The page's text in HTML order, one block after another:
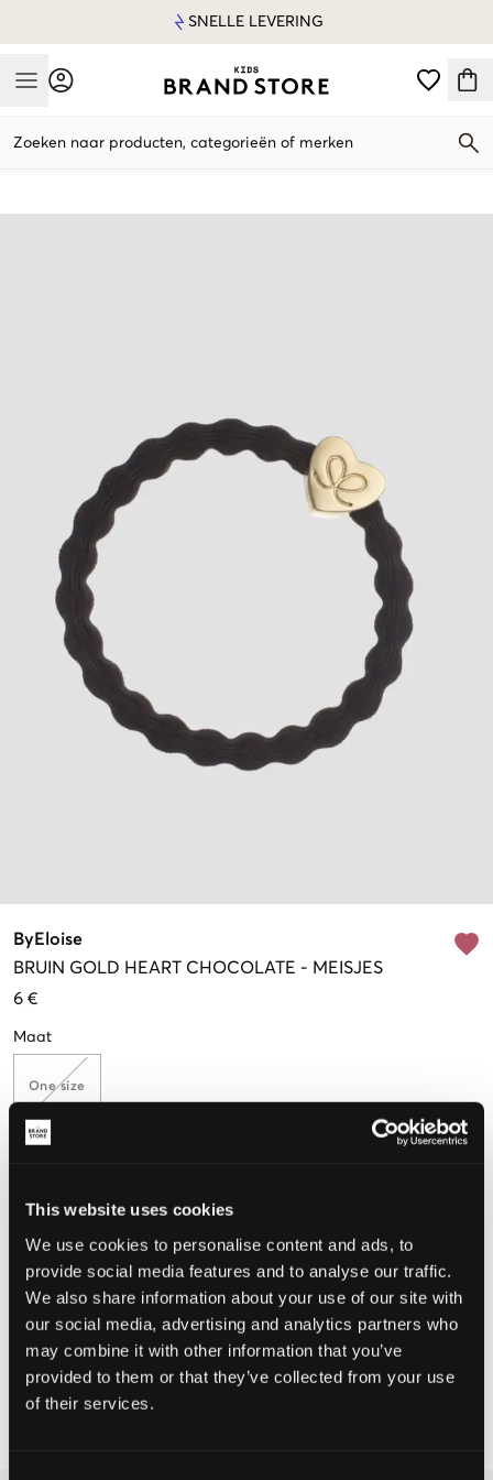
This website uses cookies
We use cookies to personalise content and ads, to
provide social media features and to analyse our traffic.
We also share information about your use of our site with
our social media, advertising and analytics partners who
may combine it with other information that you’ve
provided to them or that they’ve collected from your use
of their services.
SNELLE LEVERING
Mobile Menu
Zoeken naar producten, categorieën of merken
ByEloise
BRUIN GOLD HEART CHOCOLATE - MEISJES
6 €
Maat
One size
KIES EEN MAAT
Snelle levering